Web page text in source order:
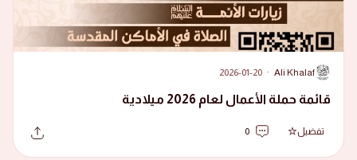
A
Ali Khalaf
·
2026-01-20
قائمة حملة الأعمال لعام 2026 ميلادية
تفضيل 0